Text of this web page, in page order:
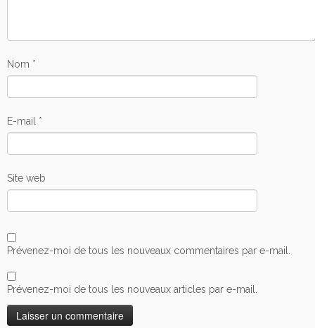
Nom *
E-mail *
Site web
Prévenez-moi de tous les nouveaux commentaires par e-mail.
Prévenez-moi de tous les nouveaux articles par e-mail.